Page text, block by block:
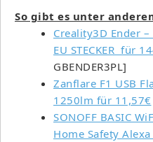
So gibt es unter
Creality3D Ender
EU STECKER für
GBENDER3PL]
Zanflare F1 USB
1250lm für 11,57€
SONOFF BASIC
Home Safety